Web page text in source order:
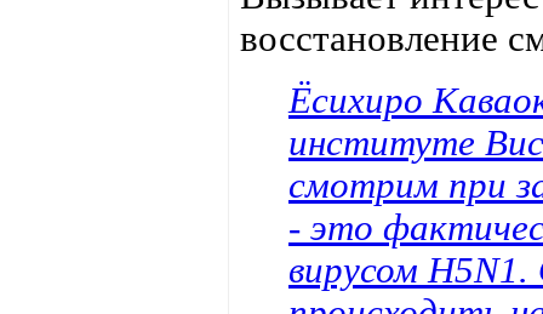
восстановление
Ёсихиро
институте
смотрим при
- это
вирусом